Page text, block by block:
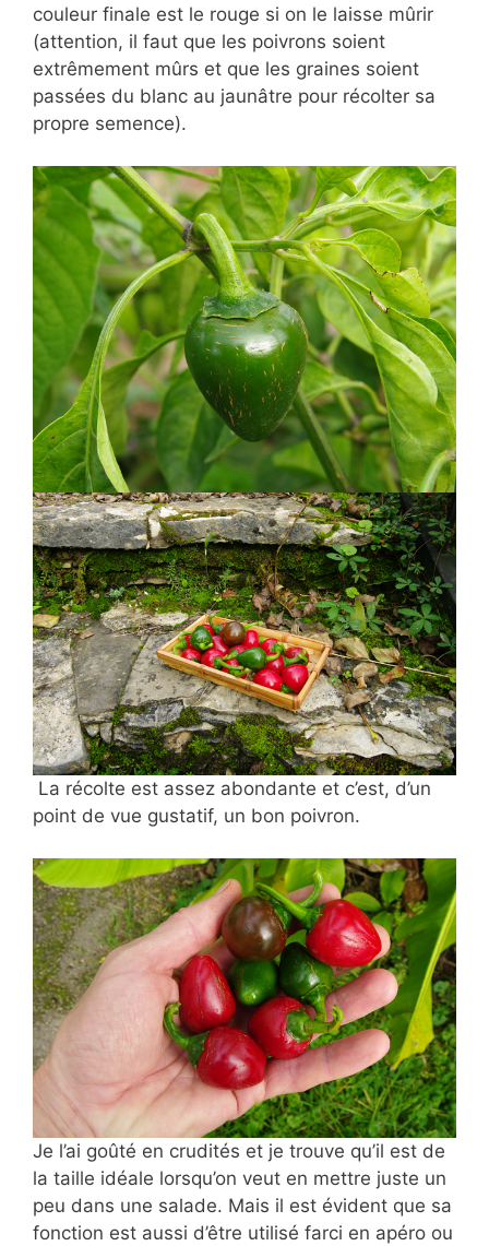
couleur finale est le rouge si on le laisse mûrir
(attention, il faut que les poivrons soient
extrêmement mûrs et que les graines soient
passées du blanc au jaunâtre pour récolter sa
propre semence).
La récolte est assez abondante et c’est, d’un
point de vue gustatif, un bon poivron.
Je l’ai goûté en crudités et je trouve qu’il est de
la taille idéale lorsqu’on veut en mettre juste un
peu dans une salade. Mais il est évident que sa
fonction est aussi d’être utilisé farci en apéro ou